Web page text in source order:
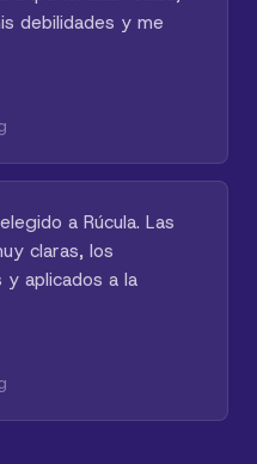
debilidades y me
a Rúcula. Las
claras, los
aplicados a la